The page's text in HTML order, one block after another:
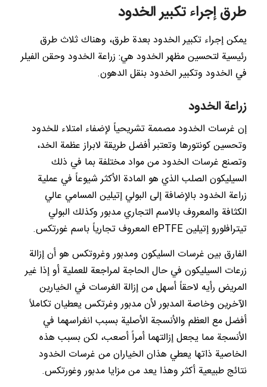
طرق إجراء تكبير الخدود
يمكن إجراء تكبير الخدود بعدة طرق، وهناك ثلاث طرق
رئيسية لتحسين مظهر الخدود هي: زراعة الخدود وحقن الفيلر
في الخدود وتكبير الخدود بنقل الدهون.
زراعة الخدود
إن غرسات الخدود مصممة تشريحياً لإضفاء امتلاء للخدود
وتحسين كونتورها وتعتبر أفضل طريقة لابراز عظمة الخد،
وتصنع غرسات الخدود من مواد مختلفة بما في ذلك
السيليكون الصلب الذي هو المادة الأكثر شيوعاً في عملية
زراعة الخدود بالإضافة إلى البولي إتيلين المسامي عالي
الكثافة والمعروف بالاسم التجاري مدبور وكذلك البولي
تيترافلورو إتيلين ePTFE المعروف تجارياً باسم غورتكس.
الفارق بين غرسات السليكون ومدبور وغروتكس هو أن إزالة
زرعات السيليكون في حال الحاجة لمراجعة للعملية أو إذا غير
المريض رأيه لاحقاً أسهل من إزالة الغرسات في الخيارين
الآخرين وخاصة المدبور لأن مدبور وغرتكس يعطيان تكاملاً
أفضل مع العظم والأنسجة الأصلية بسبب انغراسهما في
الأنسجة مما يجعل إزالتهما أمراً أصعب، لكن بسبب هذه
الخاصية ذاتها يعطي هذان الخياران من غرسات الخدود
نتائج طبيعية أكثر وهذا يعد من مزايا مدبور وغورتكس.